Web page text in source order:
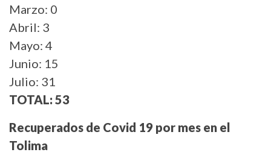
Marzo: 0
Abril: 3
Mayo: 4
Junio: 15
Julio: 31
TOTAL: 53
Recuperados de Covid 19 por mes en el
Tolima